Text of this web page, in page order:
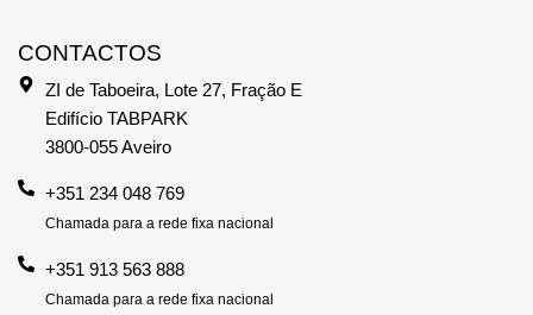
CONTACTOS
ZI de Taboeira, Lote 27, Fração E
Edifício TABPARK
3800-055 Aveiro
+351 234 048 769
Chamada para a rede fixa nacional
+351 913 563 888
Chamada para a rede fixa nacional